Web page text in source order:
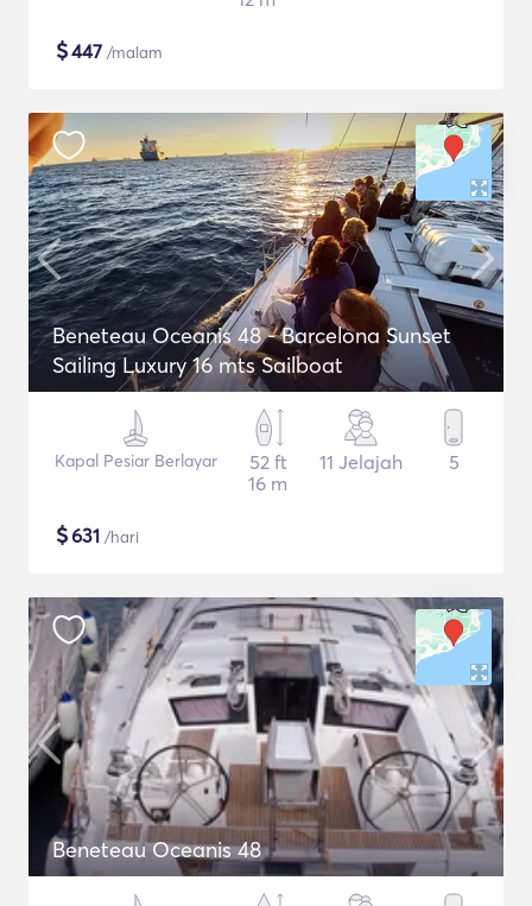
$447 /malam
Beneteau Oceanis 48 - Barcelona Sunset
Sailing Luxury 16 mts Sailboat
Kapal Pesiar Berlayar
52 ft
16 m
11 Jelajah 5
$631 /hari
Beneteau Oceanis 48